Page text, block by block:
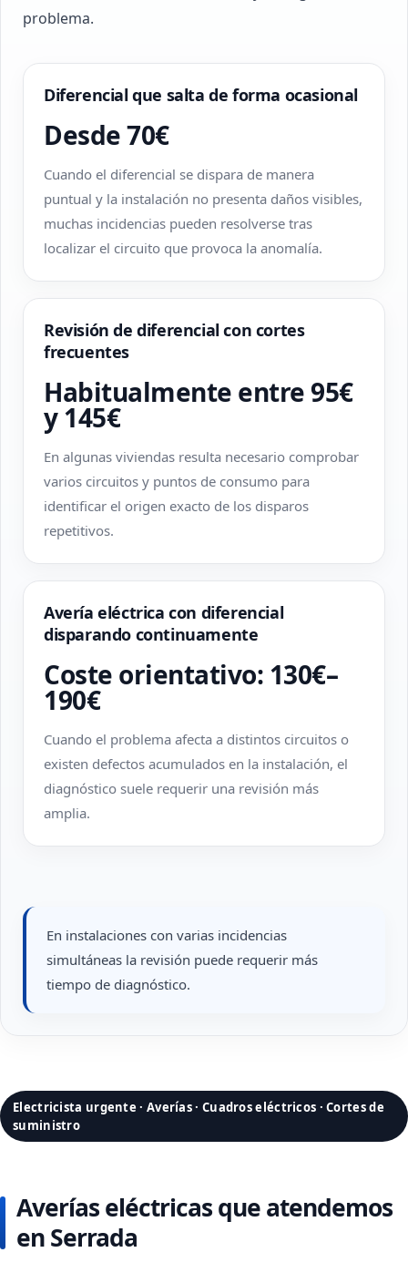
problema.
Diferencial que salta de forma ocasional
Desde 70€
Cuando el diferencial se dispara de manera
puntual y la instalación no presenta daños visibles,
muchas incidencias pueden resolverse tras
localizar el circuito que provoca la anomalía.
Revisión de diferencial con cortes
frecuentes
Habitualmente entre 95€
y 145€
En algunas viviendas resulta necesario comprobar
varios circuitos y puntos de consumo para
identificar el origen exacto de los disparos
repetitivos.
Avería eléctrica con diferencial
disparando continuamente
Coste orientativo: 130€–
190€
Cuando el problema afecta a distintos circuitos o
existen defectos acumulados en la instalación, el
diagnóstico suele requerir una revisión más
amplia.
En instalaciones con varias incidencias
simultáneas la revisión puede requerir más
tiempo de diagnóstico.
Electricista urgente · Averías · Cuadros eléctricos · Cortes de
suministro
Averías eléctricas que atendemos
en Serrada